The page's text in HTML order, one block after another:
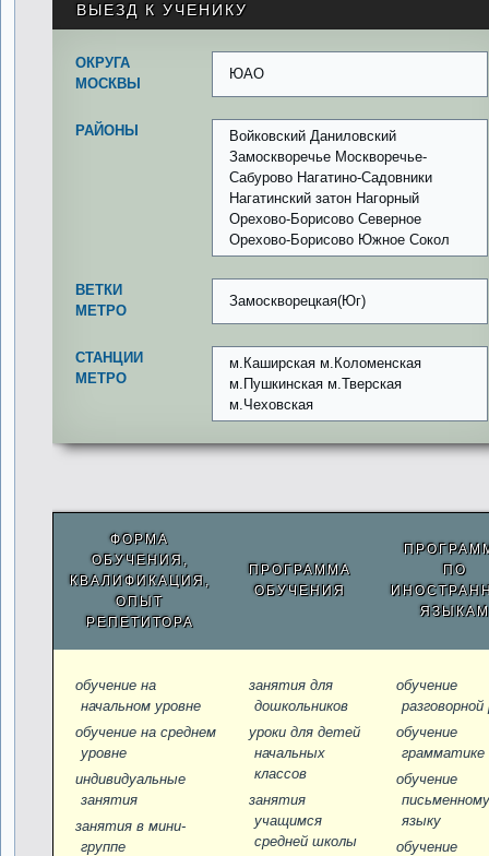
ВЫЕЗД К УЧЕНИКУ
ОКРУГА
МОСКВЫ
ЮАО
РАЙОНЫ
Войковский Даниловский
Замоскворечье Москворечье-
Сабурово Нагатино-Садовники
Нагатинский затон Нагорный
Орехово-Борисово Северное
Орехово-Борисово Южное Сокол
ВЕТКИ
МЕТРО
Замоскворецкая(Юг)
СТАНЦИИ
МЕТРО
м.Каширская м.Коломенская
м.Пушкинская м.Тверская
м.Чеховская
ФОРМА
ОБУЧЕНИЯ,
КВАЛИФИКАЦИЯ,
ОПЫТ
РЕПЕТИТОРА
ПРОГРАММА
ОБУЧЕНИЯ
ПО
обучение на
начальном уровне
обучение на среднем
уровне
индивидуальные
занятия
занятия в мини-
группе
занятия для
дошкольников
уроки для детей
начальных
классов
занятия
учащимся
средней школы
обучение
разговорной
обучение
грамматике
обучение
письменному
языку
обучение